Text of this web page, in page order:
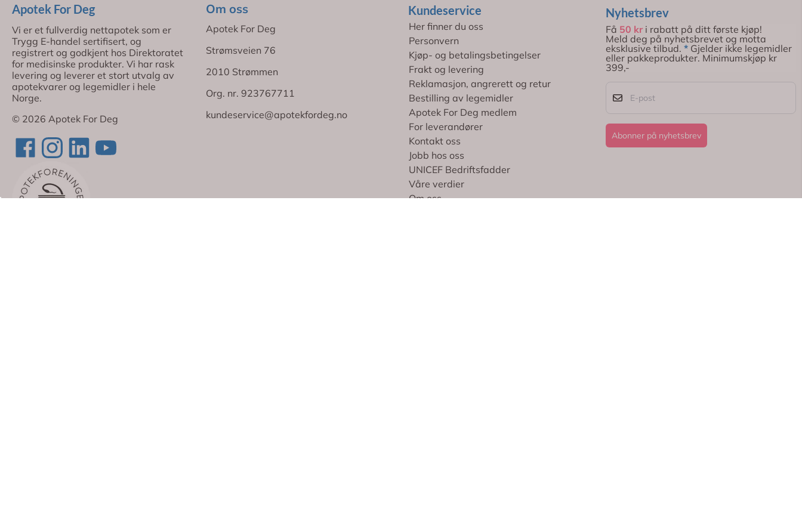
Apotek For Deg
Vi er et fullverdig nettapotek som er
Trygg E-handel sertifisert, og
registrert og godkjent hos Direktoratet
for medisinske produkter. Vi har rask
levering og leverer et stort utvalg av
apotekvarer og legemidler i hele
Norge.
© 2026 Apotek For Deg
Om oss
Apotek For Deg
Strømsveien 76
2010 Strømmen
Org. nr. 923767711
kundeservice@apotekfordeg.no
Kundeservice
Her finner du oss
Personvern
Kjøp- og betalingsbetingelser
Frakt og levering
Reklamasjon, angrerett og retur
Bestilling av legemidler
Apotek For Deg medlem
For leverandører
Kontakt oss
Jobb hos oss
UNICEF Bedriftsfadder
Våre verdier
Om oss
Nyhetsbrev
Få 50 kri rabatt på ditt første kjøp!
Meld deg på nyhetsbrevet og motta
eksklusive tilbud. * Gjelder ikke legemidler
eller pakkeprodukter. Minimumskjøp kr
399,-
Abonner på nyhetsbrev